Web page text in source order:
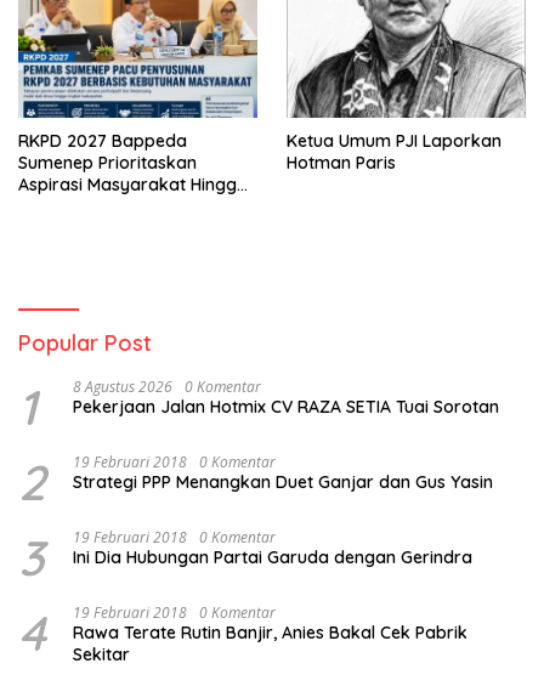
RKPD 2027 Bappeda
Sumenep Prioritaskan
Aspirasi Masyarakat Hingga
Ketua Umum PJI Laporkan
Hotman Paris
Popular Post
1 8 Agustus 2026 0 Komentar
Pekerjaan Jalan Hotmix CV RAZA SETIA Tuai Sorotan
2 19 Februari 2018 0 Komentar
Strategi PPP Menangkan Duet Ganjar dan Gus Yasin
3 19 Februari 2018 0 Komentar
Ini Dia Hubungan Partai Garuda dengan Gerindra
4 19 Februari 2018 0 Komentar
Rawa Terate Rutin Banjir, Anies Bakal Cek Pabrik
Sekitar